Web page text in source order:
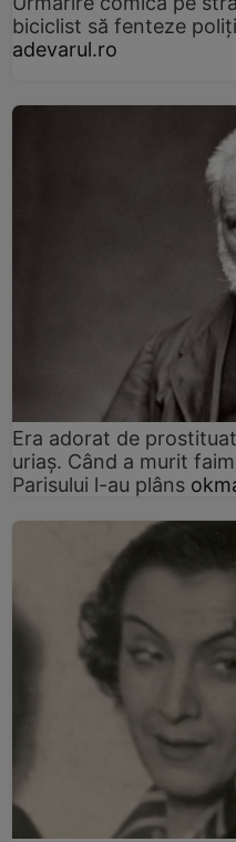
biciclist să fenteze
adevarul.ro
Era adorat de
uriaș. Când a murit
Parisului l-au plâns